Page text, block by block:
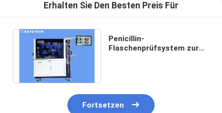
Erhalten Sie Den Besten Preis Für
Penicillin-
Flaschenprüfsystem zur
Fortsetzen